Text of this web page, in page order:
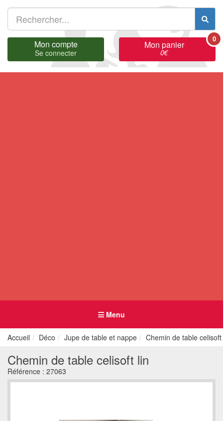
Mon compte
Se connecter
Mon panier
0€
0
Menu
Accueil Déco Jupe de table et nappe Chemin de table
Chemin de table celisoft lin
Référence : 27063